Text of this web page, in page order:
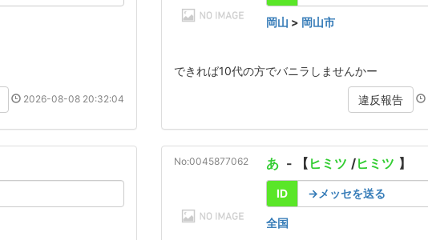
2026-08-08 20:32:04
岡山 > 岡山市
できれば10代の方でバニラしませんかー
違反報告
No:0045877062 あ - 【 ヒミツ /ヒミツ 】
ID →メッセを送る
全国